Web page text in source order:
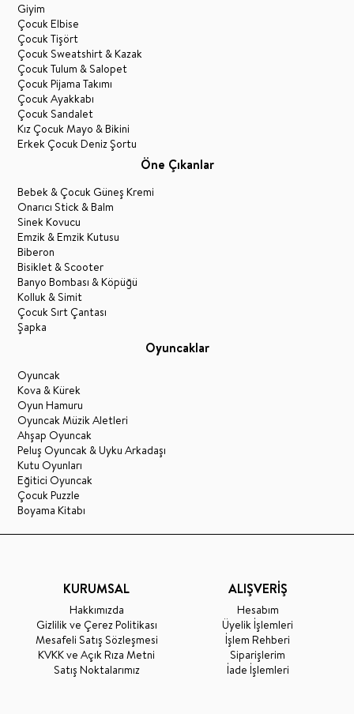
Giyim
Çocuk Elbise
Çocuk Tişört
Çocuk Sweatshirt & Kazak
Çocuk Tulum & Salopet
Çocuk Pijama Takımı
Çocuk Ayakkabı
Çocuk Sandalet
Kız Çocuk Mayo & Bikini
Erkek Çocuk Deniz Şortu
Öne Çıkanlar
Bebek & Çocuk Güneş Kremi
Onarıcı Stick & Balm
Sinek Kovucu
Emzik & Emzik Kutusu
Biberon
Bisiklet & Scooter
Banyo Bombası & Köpüğü
Kolluk & Simit
Çocuk Sırt Çantası
Şapka
Oyuncaklar
Oyuncak
Kova & Kürek
Oyun Hamuru
Oyuncak Müzik Aletleri
Ahşap Oyuncak
Peluş Oyuncak & Uyku Arkadaşı
Kutu Oyunları
Eğitici Oyuncak
Çocuk Puzzle
Boyama Kitabı
KURUMSAL
Hakkımızda
Gizlilik ve Çerez Politikası
Mesafeli Satış Sözleşmesi
KVKK ve Açık Rıza Metni
Satış Noktalarımız
ALIŞVERİŞ
Hesabım
Üyelik İşlemleri
İşlem Rehberi
Siparişlerim
İade İşlemleri